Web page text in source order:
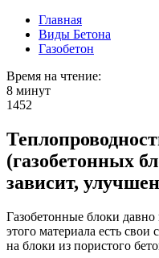
Главная
Виды Бетона
Газобетон
Время на чтение:
8 минут
1452
(газобетонных
зависит,
Газобетонные блоки
этого материала есть
на блоки из пористого